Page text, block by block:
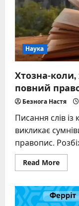
Наука
Хтозна-
повний
Безнога Настя
Писання слів
викликає
правопис.
Read MoreRead
more
коли,
де,